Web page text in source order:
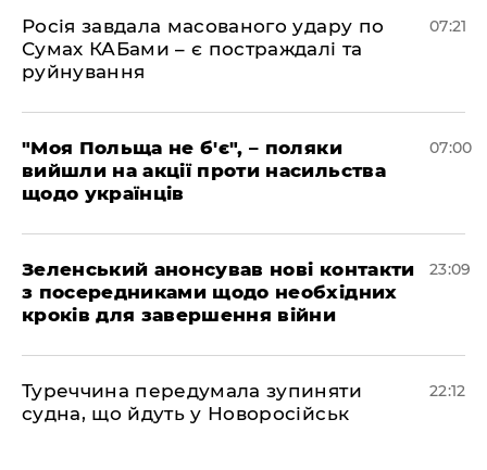
Росія завдала масованого удару по
Сумах КАБами – є постраждалі та
руйнування
07:21
"Моя Польща не б'є", – поляки
вийшли на акції проти насильства
щодо українців
07:00
Зеленський анонсував нові контакти
з посередниками щодо необхідних
кроків для завершення війни
23:09
Туреччина передумала зупиняти
судна, що йдуть у Новоросійськ
22:12